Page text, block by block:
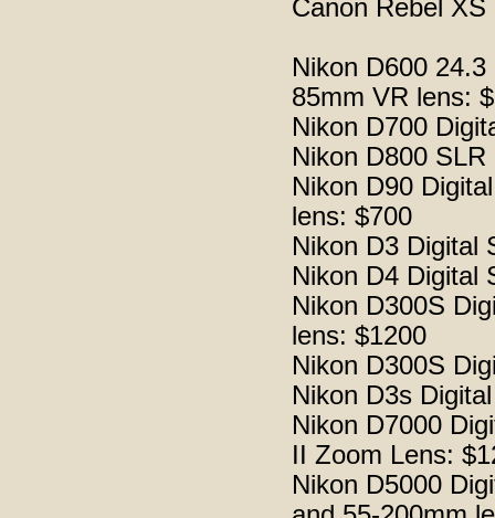
Canon Rebel
Nikon D600
85mm VR lens:
Nikon D700
Nikon D800
Nikon D90
lens: $700
Nikon D3 Digital
Nikon D4 Digital
Nikon D300S
lens: $1200
Nikon D300S
Nikon D3s
Nikon D7000
II Zoom Lens:
Nikon D5000